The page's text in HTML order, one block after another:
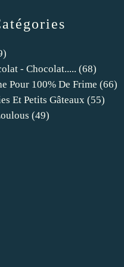
- Chocolat..... (68)
Pour 100% De Frime (66)
Et Petits Gâteaux (55)
(49)